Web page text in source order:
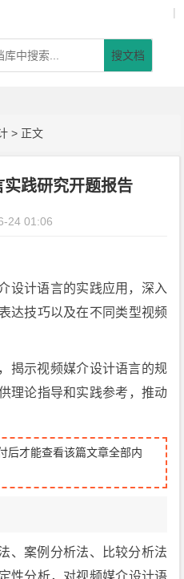
|
搜文档
> 正文
践研究开题报告
24 01:06
设计语言的实践应用，深入
达技巧以及在不同类型视频
揭示视频媒介设计语言的规
理论指导和实践参考，推动
后才能查看该篇文章全部内
、案例分析法、比较分析法
性分析，对视频媒介设计语